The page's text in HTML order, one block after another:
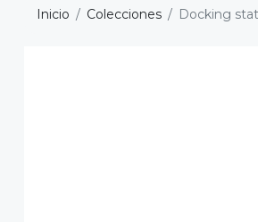
Inicio Colecciones Docking